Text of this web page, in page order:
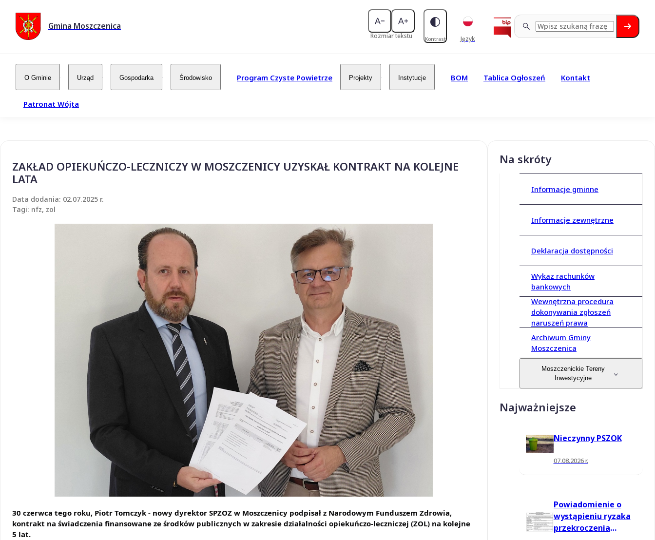
Gmina Moszczenica
Rozmiar tekstu Kontrast Język
O Gminie Urząd Gospodarka Środowisko Program Czyste Powietrze Projekty Instytucje BOM Tablica Ogłoszeń Kontakt
Patronat Wójta
ZAKŁAD OPIEKUŃCZO-LECZNICZY W MOSZCZENICY UZYSKAŁ KONTRAKT NA KOLEJNE
LATA
Data dodania: 02.07.2025 r.
Tagi: nfz, zol
30 czerwca tego roku, Piotr Tomczyk - nowy dyrektor SPZOZ w Moszczenicy podpisał z Narodowym Funduszem Zdrowia,
kontrakt na świadczenia finansowane ze środków publicznych w zakresie działalności opiekuńczo-leczniczej (ZOL) na kolejne
5 lat.
Na skróty
Informacje gminne
Informacje zewnętrzne
Deklaracja dostępności
Wykaz rachunków
bankowych
Wewnętrzna procedura
dokonywania zgłoszeń
naruszeń prawa
Archiwum Gminy
Moszczenica
Moszczenickie Tereny
Inwestycyjne
Najważniejsze
Nieczynny PSZOK
07.08.2026 r.
Powiadomienie o
wystąpieniu ryzaka
przekroczenia